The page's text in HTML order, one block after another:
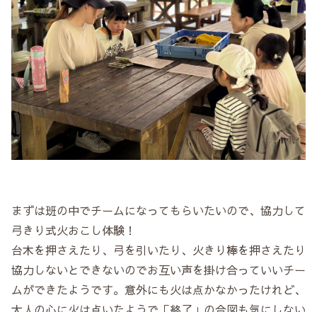
まずは班の中でチームになってもらいたいので、協力して
弓きり式火おこし体験！
台木を押さえたり、弓を引いたり、火きり棒を押さえたり
協力しないとできないのでお互い声を掛け合っていいチー
ムができたようです。意外にも火は点かなかったけれど、